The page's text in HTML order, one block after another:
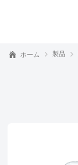
ホーム 製品